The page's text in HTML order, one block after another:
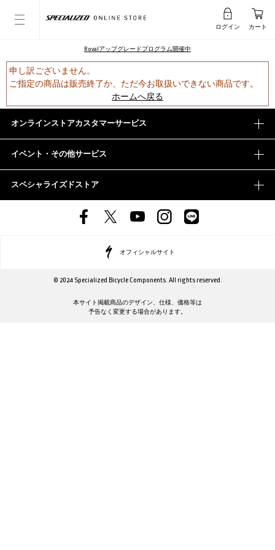
ログイン カート
Rovalアップグレードプログラム開催中
申し訳ございません。
ご指定の商品は販売終了か、ただ今お取扱いできない商品です。
ホームへ戻る
オンラインストアカスタマーサービス
イベント・その他サービス
スペシャライズドストア
オフィシャルサイト
© 2024 Specialized Bicycle Components. All rights reserved.
本サイト掲載商品のデザイン、仕様、価格等は
予告なく変更する場合があります。